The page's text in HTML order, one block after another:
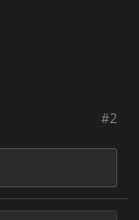
#2